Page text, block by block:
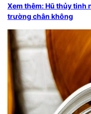
Xem thêm: Hũ thủy tinh
trường chân không